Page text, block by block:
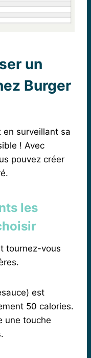
un
Burger
en surveillant sa
! Avec
pouvez créer
les
tournez-vous
est
50 calories.
une touche